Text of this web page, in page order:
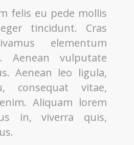
felis eu pede mollis
tincidunt. Cras
elementum
Aenean vulputate
Aenean leo ligula,
consequat vitae,
Aliquam lorem
in, viverra quis,